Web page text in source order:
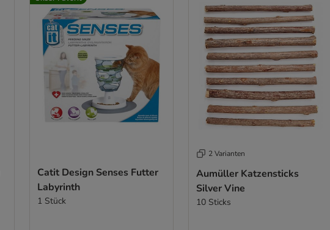
Catit Design Senses Futter
Labyrinth
1 Stück
2 Varianten
Aumüller Katzensticks
Silver Vine
10 Sticks